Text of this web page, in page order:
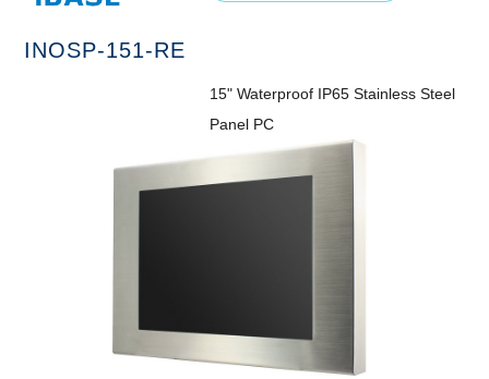
INOSP-151-RE
15" Waterproof IP65 Stainless Steel
Panel PC